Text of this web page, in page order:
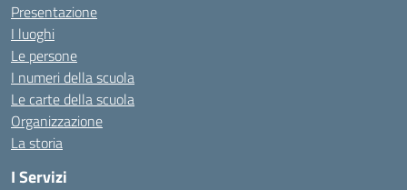
Presentazione
I luoghi
Le persone
I numeri della scuola
Le carte della scuola
Organizzazione
La storia
I Servizi